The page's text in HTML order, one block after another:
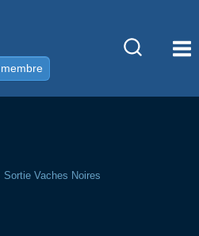
Sortie Vaches Noires